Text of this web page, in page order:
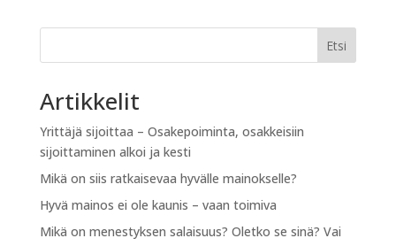
37,85 €.25,00 €.
Etsi
Artikkelit
Yrittäjä sijoittaa – Osakepoiminta, osakkeisiin
sijoittaminen alkoi ja kesti
Mikä on siis ratkaisevaa hyvälle mainokselle?
Hyvä mainos ei ole kaunis – vaan toimiva
Mikä on menestyksen salaisuus? Oletko se sinä? Vai